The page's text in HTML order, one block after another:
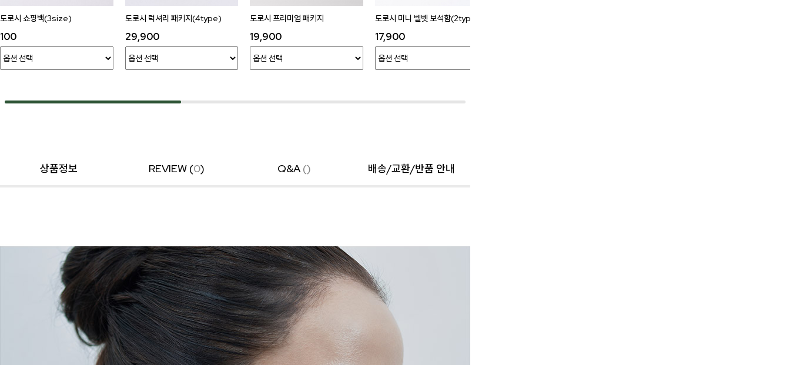
도로시 쇼핑백(3size)
100
도로시 럭셔리 패키지(4type)
29,900
도로시 프리미엄 패키지
19,900
도로시 미니 벨벳 보석함(2type)
17,900
상품정보 REVIEW (0) Q&A() 배송/교환/반품 안내